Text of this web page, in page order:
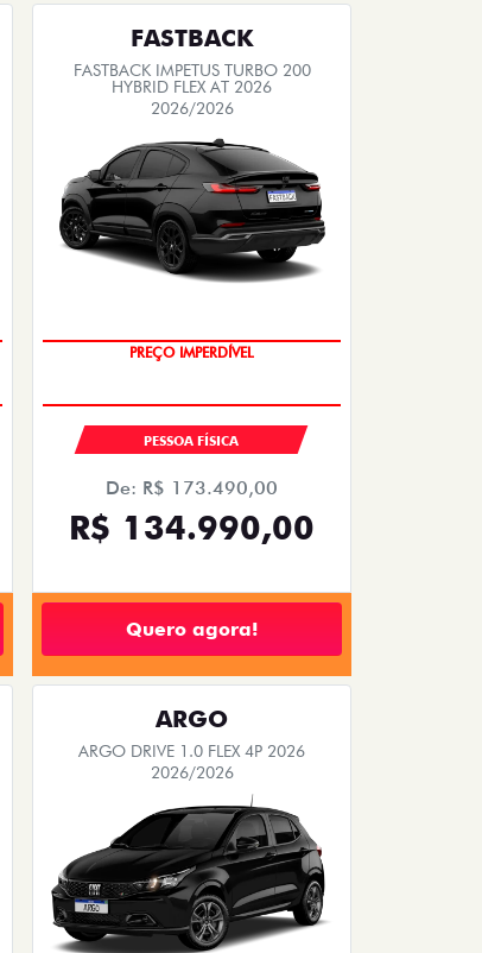
FASTBACK
FASTBACK IMPETUS TURBO 200
HYBRID FLEX AT 2026
2026/2026
OPORTUNIDADE
PESSOA FÍSICA
De: R$ 173.490,00
R$ 134.990,00
Quero agora!
ARGO
ARGO DRIVE 1.0 FLEX 4P 2026
2026/2026